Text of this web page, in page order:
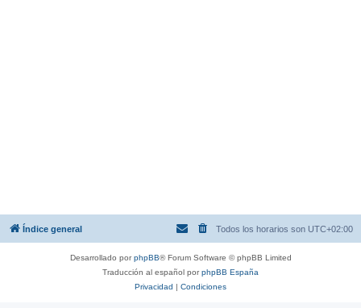
Índice general Todos los horarios son UTC+02:00
Desarrollado porphpBB® Forum Software © phpBB Limited
Traducción al español porphpBB España
Privacidad | Condiciones